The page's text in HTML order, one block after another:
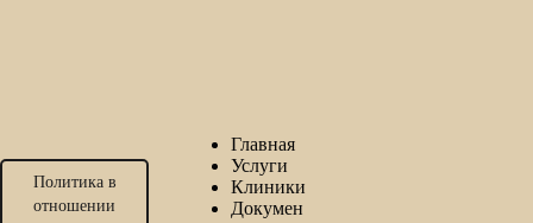
Политика в
отношении
Главная
Услуги
Клиники
Докумен